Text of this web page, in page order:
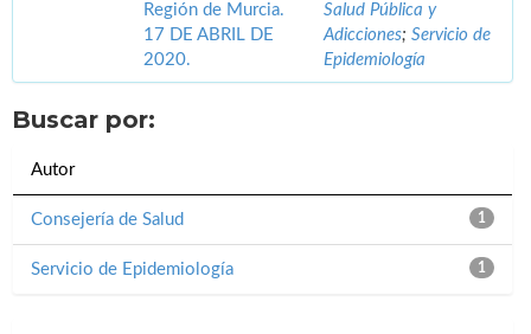
Región de Murcia.
17 DE ABRIL DE
2020.
Salud Pública y
Adicciones; Servicio de
Epidemiología
Buscar por:
Autor
1
Consejería de Salud
1
Servicio de Epidemiología